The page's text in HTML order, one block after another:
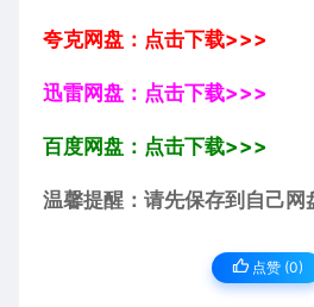
夸克网盘：点击下载>>>
迅雷网盘：点击下载>>>
百度网盘：点击下载>>>
温馨提醒：请先保存到自己网
点赞 (0)